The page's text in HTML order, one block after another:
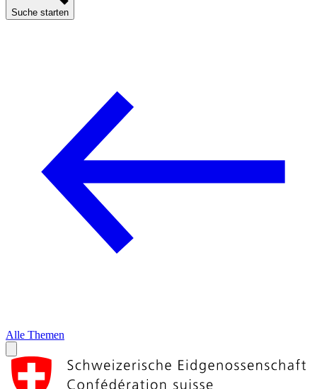
Suche starten
Alle Themen